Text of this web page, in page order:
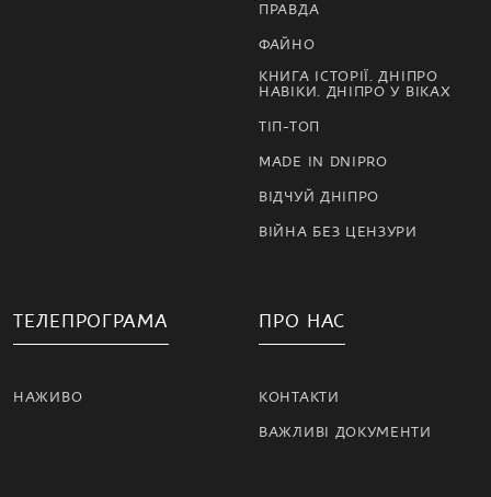
ПРАВДА
ФАЙНО
КНИГА ІСТОРІЇ. ДНІПРО
НАВІКИ. ДНІПРО У ВІКАХ
ТІП-ТОП
MADE IN DNIPRO
ВІДЧУЙ ДНІПРО
ВІЙНА БЕЗ ЦЕНЗУРИ
ТЕЛЕПРОГРАМА
НАЖИВО
ПРО НАС
КОНТАКТИ
ВАЖЛИВІ ДОКУМЕНТИ